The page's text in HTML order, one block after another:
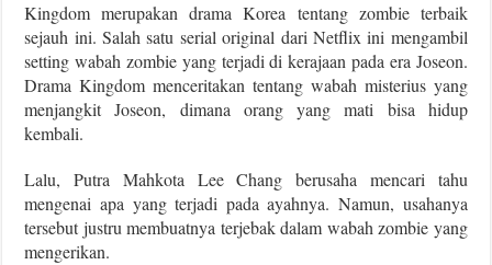
Kingdom merupakan drama Korea tentang zombie terbaik
sejauh ini. Salah satu serial original dari Netflix ini mengambil
setting wabah zombie yang terjadi di kerajaan pada era Joseon.
Drama Kingdom menceritakan tentang wabah misterius yang
menjangkit Joseon, dimana orang yang mati bisa hidup
kembali.
Lalu, Putra Mahkota Lee Chang berusaha mencari tahu
mengenai apa yang terjadi pada ayahnya. Namun, usahanya
tersebut justru membuatnya terjebak dalam wabah zombie yang
mengerikan.